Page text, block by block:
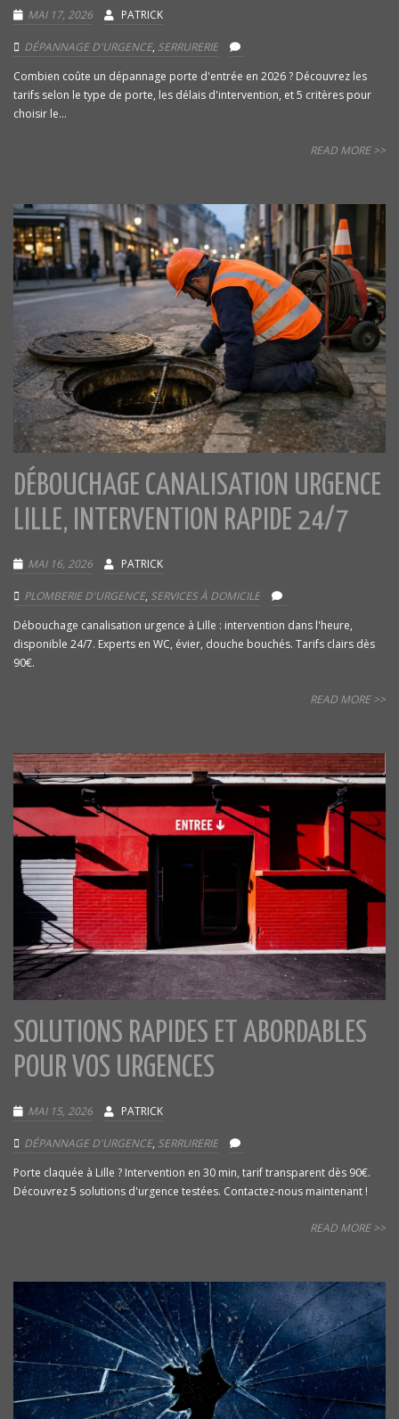
MAI 17, 2026 PATRICK
DÉPANNAGE D'URGENCE, SERRURERIE
Combien coûte un dépannage porte d'entrée en 2026 ? Découvrez les
tarifs selon le type de porte, les délais d'intervention, et 5 critères pour
choisir le...
READ MORE >>
DÉBOUCHAGE CANALISATION URGENCE
LILLE, INTERVENTION RAPIDE 24/7
MAI 16, 2026 PATRICK
PLOMBERIE D'URGENCE, SERVICES À DOMICILE
Débouchage canalisation urgence à Lille : intervention dans l'heure,
disponible 24/7. Experts en WC, évier, douche bouchés. Tarifs clairs dès
90€.
READ MORE >>
SOLUTIONS RAPIDES ET ABORDABLES
POUR VOS URGENCES
MAI 15, 2026 PATRICK
DÉPANNAGE D'URGENCE, SERRURERIE
Porte claquée à Lille ? Intervention en 30 min, tarif transparent dès 90€.
Découvrez 5 solutions d'urgence testées. Contactez-nous maintenant !
READ MORE >>